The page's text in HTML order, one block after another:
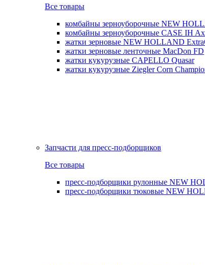
Все товары
комбайны зерноуборочные NEW
комбайны зерноуборочные CASE IH
жатки зерновые NEW HOLLAND
жатки зерновые ленточные MacDon FD
жатки кукурузные CAPELLO Quasar
жатки кукурузные Ziegler Corn
Запчасти для пресс-подборщиков
Все товары
пресс-подборщики рулонные NEW
пресс-подборщики тюковые NEW